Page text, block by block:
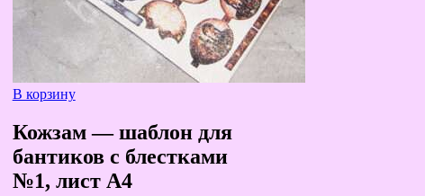
В корзину
Кожзам — шаблон для
бантиков с блестками
№1, лист А4